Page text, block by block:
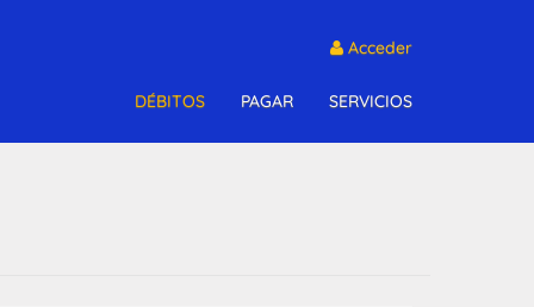
Acceder
DÉBITOS PAGAR SERVICIOS